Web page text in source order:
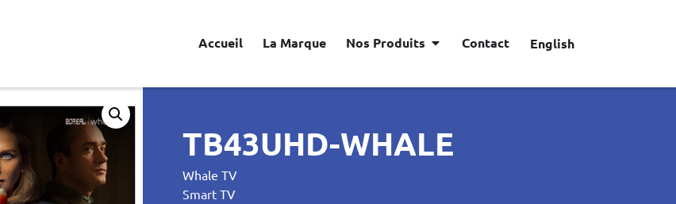
Accueil La Marque Nos Produits Contact English
TB43UHD-WHALE
Whale TV
Smart TV